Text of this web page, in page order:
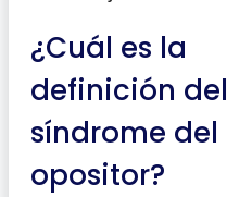
¿Cuál es la
definición del
síndrome del
opositor?